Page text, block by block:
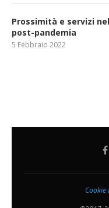
Prossimità e servizi
post-pandemia
5 Febbraio 2022
Cookie